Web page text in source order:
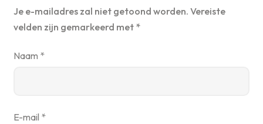
Je e-mailadres zal niet getoond worden. Vereiste
velden zijn gemarkeerd met *
Naam *
E-mail *